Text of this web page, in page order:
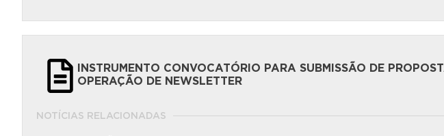
INSTRUMENTO CONVOCATÓRIO PARA SUBMISSÃO DE
OPERAÇÃO DE NEWSLETTER
NOTÍCIAS RELACIONADAS